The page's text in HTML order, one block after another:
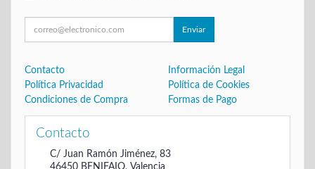
Enviar
Contacto
Información Legal
Política Privacidad
Política de Cookies
Condiciones de Compra
Formas de Pago
Contacto
C/ Juan Ramón Jiménez, 83